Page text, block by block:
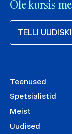
Ole kursis
TELLI
Teenused
Spetsialistid
Meist
Uudised